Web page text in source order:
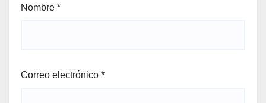
Nombre *
Correo electrónico *